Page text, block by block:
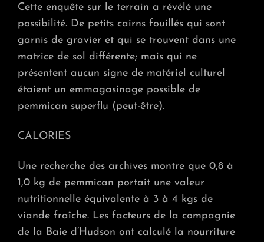
Cette enquête sur le terrain a révélé une
possibilité. De petits cairns fouillés qui sont
garnis de gravier et qui se trouvent dans une
matrice de sol différente; mais qui ne
présentent aucun signe de matériel culturel
étaient un emmagasinage possible de
pemmican superflu (peut-être).
CALORIES
Une recherche des archives montre que 0,8 à
1,0 kg de pemmican portait une valeur
nutritionnelle équivalente à 3 à 4 kgs de
viande fraîche. Les facteurs de la compagnie
de la Baie d’Hudson ont calculé la nourriture